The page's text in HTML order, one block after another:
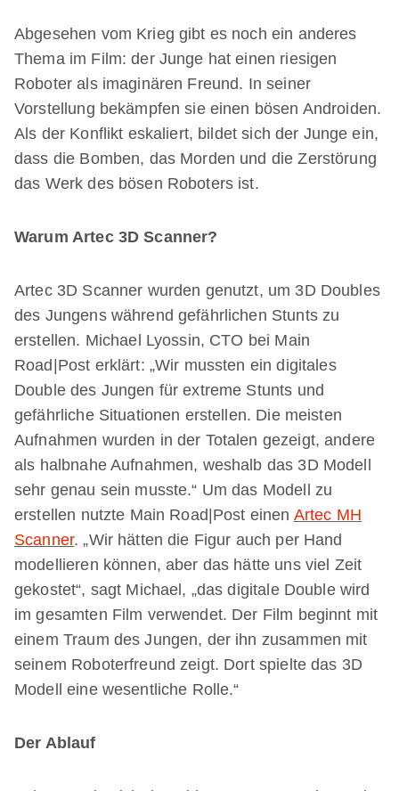
Abgesehen vom Krieg gibt es noch ein anderes
Thema im Film: der Junge hat einen riesigen
Roboter als imaginären Freund. In seiner
Vorstellung bekämpfen sie einen bösen Androiden.
Als der Konflikt eskaliert, bildet sich der Junge ein,
dass die Bomben, das Morden und die Zerstörung
das Werk des bösen Roboters ist.
Warum Artec 3D Scanner?
Artec 3D Scanner wurden genutzt, um 3D Doubles
des Jungens während gefährlichen Stunts zu
erstellen. Michael Lyossin, CTO bei Main
Road|Post erklärt: „Wir mussten ein digitales
Double des Jungen für extreme Stunts und
gefährliche Situationen erstellen. Die meisten
Aufnahmen wurden in der Totalen gezeigt, andere
als halbnahe Aufnahmen, weshalb das 3D Modell
sehr genau sein musste.“ Um das Modell zu
erstellen nutzte Main Road|Post einen Artec MH
Scanner. „Wir hätten die Figur auch per Hand
modellieren können, aber das hätte uns viel Zeit
gekostet“, sagt Michael, „das digitale Double wird
im gesamten Film verwendet. Der Film beginnt mit
einem Traum des Jungen, der ihn zusammen mit
seinem Roboterfreund zeigt. Dort spielte das 3D
Modell eine wesentliche Rolle.“
Der Ablauf